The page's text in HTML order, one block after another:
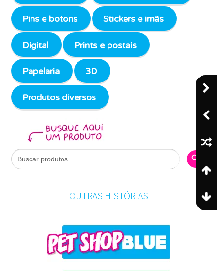
Pins e botons Stickers e imãs
Digital Prints e postais
Papelaria 3D
Produtos diversos
Search
for:
Search
OUTRAS HISTÓRIAS